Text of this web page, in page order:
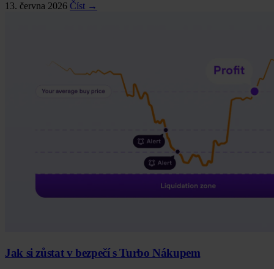
13. června 2026 Číst →
Jak si zůstat v bezpečí s Turbo Nákupem